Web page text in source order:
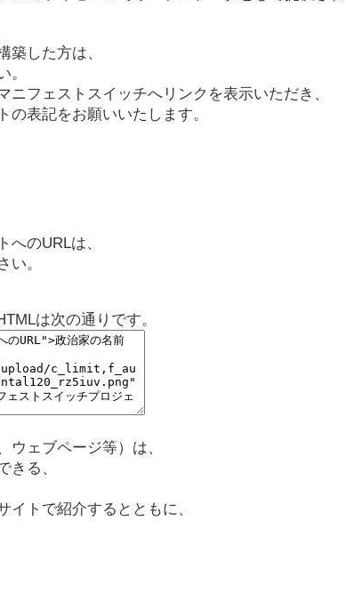
築した方は、
。
フェストスイッチへリンクを表示いただき、
表記をお願いいたします。
のURLは、
い。
は次の通りです。
ウェブページ等）は、
きる、
トで紹介するとともに、